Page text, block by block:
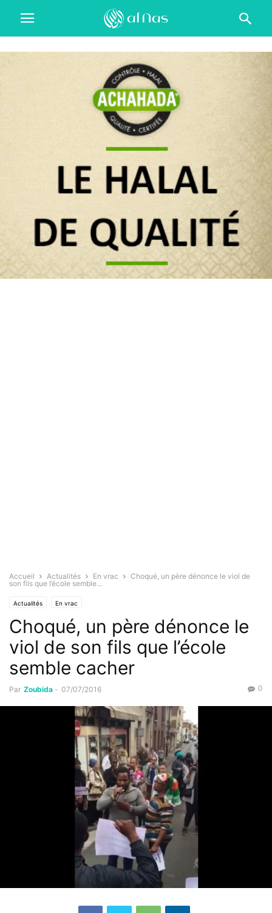
Accueil Actualités En vrac
Choqué, un père dénonce le viol de
son fils que l’école semble...
Actualités En vrac
Choqué, un père dénonce le
viol de son fils que l’école
semble cacher
Par Zoubida - 07/07/2016 0